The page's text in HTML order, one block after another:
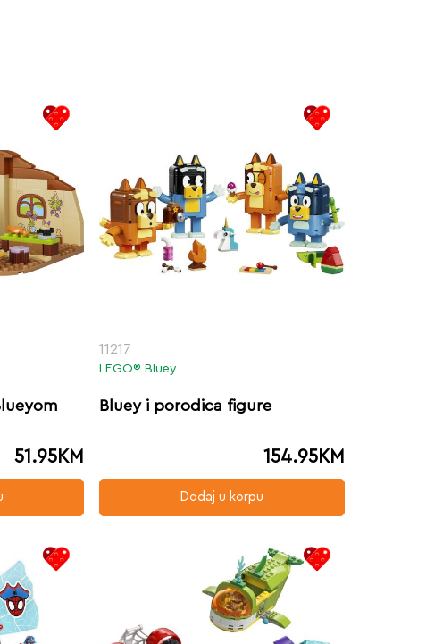
51.95KM
11217
LEGO® Bluey
Bluey i porodica figure
154.95KM
Dodaj u korpu